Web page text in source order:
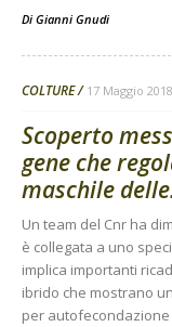
Di Gianni Gnudi
COLTURE 17 Maggio 2018
Scoperto
gene che
maschile
Un team del Cnr ha
è collegata a uno
implica importanti
ibrido che mostrano
per autofecondazione